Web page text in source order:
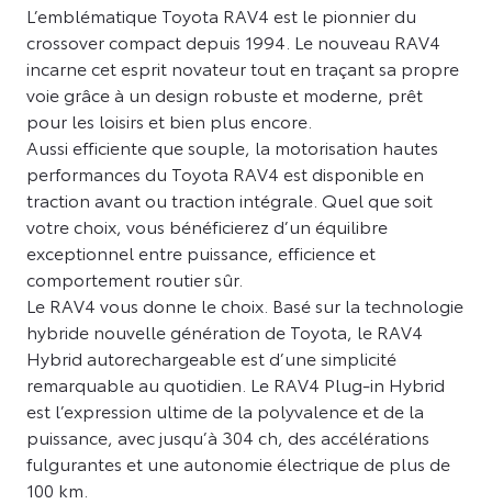
L’emblématique Toyota RAV4 est le pionnier du
crossover compact depuis 1994. Le nouveau RAV4
incarne cet esprit novateur tout en traçant sa propre
voie grâce à un design robuste et moderne, prêt
pour les loisirs et bien plus encore.
Aussi efficiente que souple, la motorisation hautes
performances du Toyota RAV4 est disponible en
traction avant ou traction intégrale. Quel que soit
votre choix, vous bénéficierez d’un équilibre
exceptionnel entre puissance, efficience et
comportement routier sûr.
Le RAV4 vous donne le choix. Basé sur la technologie
hybride nouvelle génération de Toyota, le RAV4
Hybrid autorechargeable est d’une simplicité
remarquable au quotidien. Le RAV4 Plug-in Hybrid
est l’expression ultime de la polyvalence et de la
puissance, avec jusqu’à 304 ch, des accélérations
fulgurantes et une autonomie électrique de plus de
100 km.